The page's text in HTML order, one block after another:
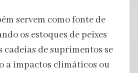
servem como fonte de
os estoques de peixes
cadeias de suprimentos se
a impactos climáticos ou